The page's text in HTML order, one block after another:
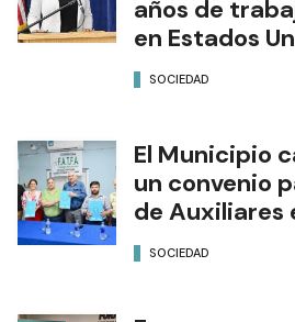
NOTAS
María
años de
en Estados
SOCIEDAD
un convenio